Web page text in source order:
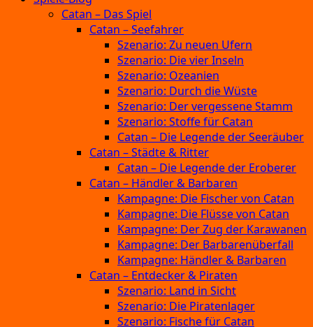
Catan – Das Spiel
Catan – Seefahrer
Szenario: Zu neuen Ufern
Szenario: Die vier Inseln
Szenario: Ozeanien
Szenario: Durch die Wüste
Szenario: Der vergessene Stamm
Szenario: Stoffe für Catan
Catan – Die Legende der Seeräuber
Catan – Städte & Ritter
Catan – Die Legende der Eroberer
Catan – Händler & Barbaren
Kampagne: Die Fischer von Catan
Kampagne: Die Flüsse von Catan
Kampagne: Der Zug der Karawanen
Kampagne: Der Barbarenüberfall
Kampagne: Händler & Barbaren
Catan – Entdecker & Piraten
Szenario: Land in Sicht
Szenario: Die Piratenlager
Szenario: Fische für Catan